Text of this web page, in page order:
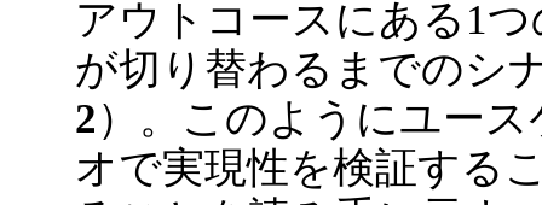
アウトコースにある1
が切り替わるまでのシ
2）。このようにユー
オで実現性を検証する